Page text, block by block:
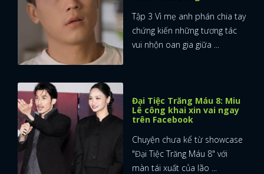
Tập 3 Vì mẹ anh phán chia tay
chứng kiến những tương tác
vui nhộn oan gia giữa ...
Đại Tiệc Trăng Máu 8: Miu
Lê công khai xin vai ngay
trên Facebook
Chuyện chưa kể từ showcase
"Đại Tiệc Trăng Máu 8" với
màn tái xuất của lão ...